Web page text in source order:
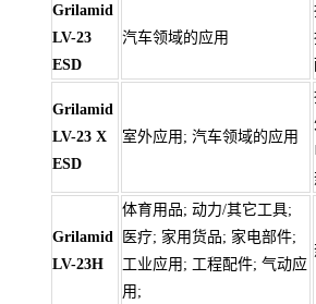
Grilamid
LV-23
ESD
汽车领域的应用
Grilamid
LV-23 X
ESD
室外应用; 汽车领域的应用
Grilamid
LV-23H
体育用品; 动力/其它工具;
医疗; 家用货品; 家电部件;
工业应用; 工程配件; 气动应
用;